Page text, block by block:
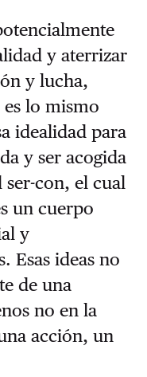
y aterrizar
y lucha,
lo mismo
idealidad para
y ser acogida
con, el cual
un cuerpo
y
Esas ideas no
de una
no en la
acción, un